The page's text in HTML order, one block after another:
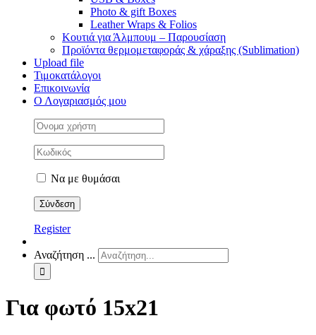
Photo & gift Boxes
Leather Wraps & Folios
Κουτιά για Άλμπουμ – Παρουσίαση
Προϊόντα θερμομεταφοράς & χάραξης (Sublimation)
Upload file
Τιμοκατάλογοι
Επικοινωνία
Ο Λογαριασμός μου
Να με θυμάσαι
Register
Αναζήτηση ...
Για φωτό 15x21